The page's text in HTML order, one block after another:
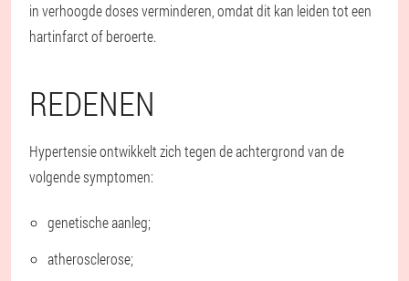
in verhoogde doses verminderen, omdat dit kan leiden tot een
hartinfarct of beroerte.
REDENEN
Hypertensie ontwikkelt zich tegen de achtergrond van de
volgende symptomen:
genetische aanleg;
atherosclerose;